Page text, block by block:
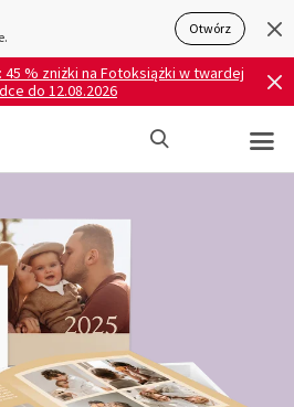
Otwórz
45 % zniżki na Fotoksiążki w twardej
do 12.08.2026